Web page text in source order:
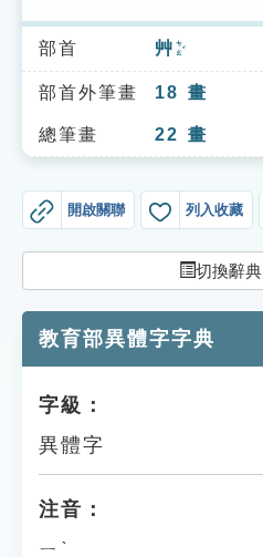
索引選單
知識索引
單字索引
貓頭鷹博士
部首 艸 ㄘㄠˇ
部首外筆畫 18 畫
總筆畫 22 畫
開啟關聯 列入收藏
切換辭典
教育部異體字字典
字級：
異體字
注音：
ㄧˋ